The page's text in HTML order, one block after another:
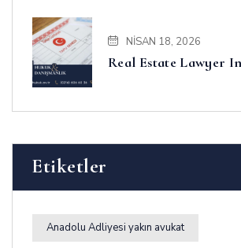
NISAN 18, 2026
Real Estate Lawyer
Etiketler
Anadolu Adliyesi yakın avukat